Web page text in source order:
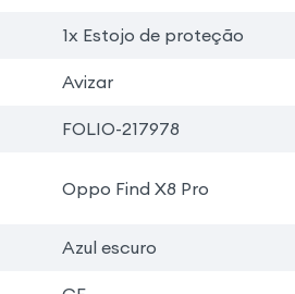
1x Estojo de proteção
Avizar
FOLIO-217978
Oppo Find X8 Pro
Azul escuro